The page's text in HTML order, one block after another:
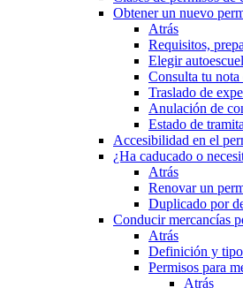
Obtener un nuevo
Atrás
Requisitos,
Elegir
Consulta tu nota
Traslado de
Anulación de
Estado de
Accesibilidad en el
¿Ha caducado o
Atrás
Renovar un
Duplicado por
Conducir mercancías
Atrás
Definición y
Permisos para
Atrás